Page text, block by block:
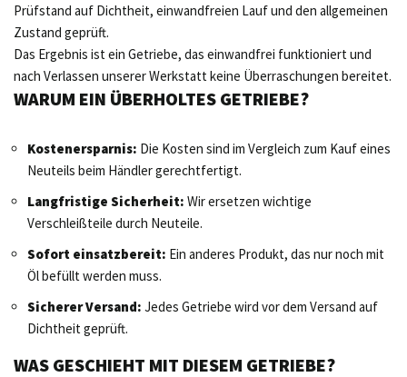
Prüfstand auf Dichtheit, einwandfreien Lauf und den allgemeinen
Zustand geprüft.
Das Ergebnis ist ein Getriebe, das einwandfrei funktioniert und
nach Verlassen unserer Werkstatt keine Überraschungen bereitet.
WARUM EIN ÜBERHOLTES GETRIEBE?
Kostenersparnis: Die Kosten sind im Vergleich zum Kauf eines
Neuteils beim Händler gerechtfertigt.
Langfristige Sicherheit: Wir ersetzen wichtige
Verschleißteile durch Neuteile.
Sofort einsatzbereit: Ein anderes Produkt, das nur noch mit
Öl befüllt werden muss.
Sicherer Versand: Jedes Getriebe wird vor dem Versand auf
Dichtheit geprüft.
WAS GESCHIEHT MIT DIESEM GETRIEBE?